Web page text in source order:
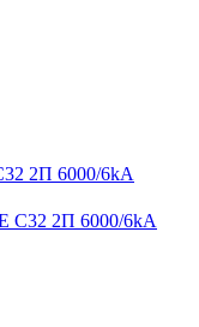
2П 6000/6kA